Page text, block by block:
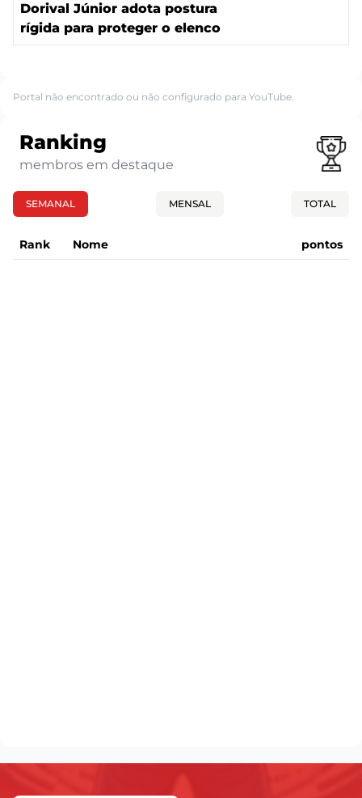
Dorival Júnior adota postura
rígida para proteger o elenco
Portal não encontrado ou não configurado para YouTube.
Ranking
membros em destaque
SEMANAL MENSAL TOTAL
Rank Nome pontos